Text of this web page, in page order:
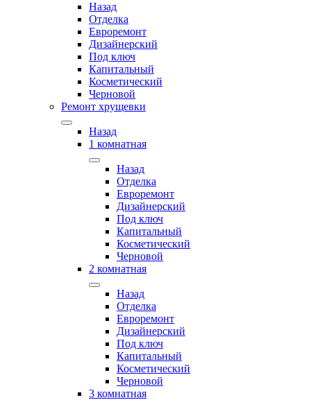
Назад
Отделка
Евроремонт
Дизайнерский
Под ключ
Капитальный
Косметический
Черновой
Ремонт хрущевки
Назад
1 комнатная
Назад
Отделка
Евроремонт
Дизайнерский
Под ключ
Капитальный
Косметический
Черновой
2 комнатная
Назад
Отделка
Евроремонт
Дизайнерский
Под ключ
Капитальный
Косметический
Черновой
3 комнатная